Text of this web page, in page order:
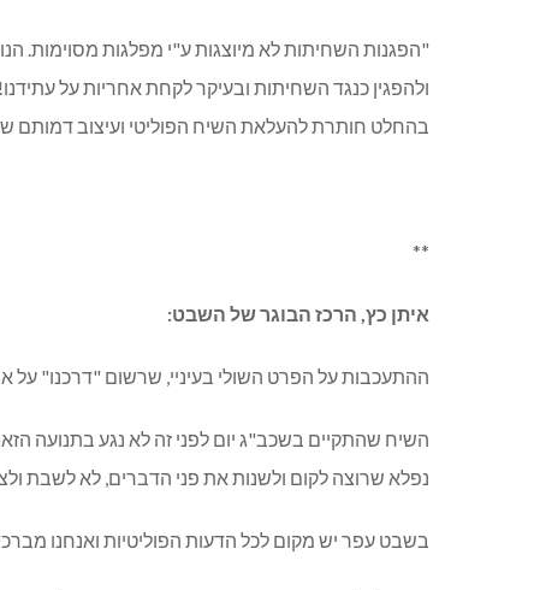
"הפגנות השחיתות לא מיוצגות ע"י מפלגות מסוימות.
ולהפגין כנגד השחיתות ובעיקר לקחת אחריות על
בהחלט חותרת להעלאת השיח הפוליטי ועיצוב דמותם של
**
איתן כץ, הרכז הבוגר של השבט:
ההתעכבות על הפרט השולי בעיניי, שרשום "דרכנו"
השיח שהתקיים בשכב"ג יום לפני זה לא נגע בתנועה
נפלא שרוצה לקום ולשנות את פני הדברים, לא לשבת
בשבט עפר יש מקום לכל הדעות הפוליטיות ואנחנו